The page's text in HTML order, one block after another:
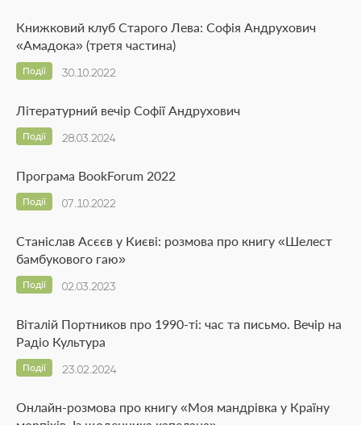
Книжковий клуб Старого Лева: Софія Андрухович
«Амадока» (третя частина)
30.10.2022
Події
Літературний вечір Софії Андрухович
28.03.2024
Події
Програма BookForum 2022
07.10.2022
Події
Станіслав Асєєв у Києві: розмова про книгу «Шелест
бамбукового гаю»
02.03.2023
Події
Віталій Портников про 1990-ті: час та письмо. Вечір на
Радіо Культура
23.02.2024
Події
Онлайн-розмова про книгу «Моя мандрiвка у Країну